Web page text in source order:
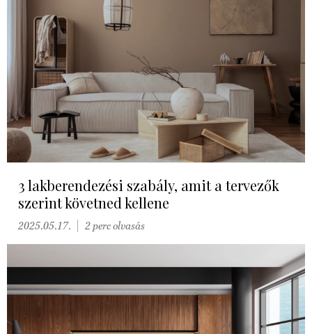
3 lakberendezési szabály, amit a tervezők
szerint követned kellene
2025.05.17. 2 perc olvasás